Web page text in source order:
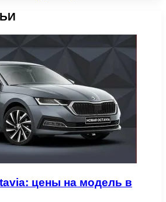
цены на модель в